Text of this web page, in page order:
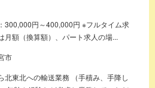
300,000円～400,000円 ※フルタイム求
月額（換算額）、パート求人の場...
市
東北への輸送業務 （手積み、手降し